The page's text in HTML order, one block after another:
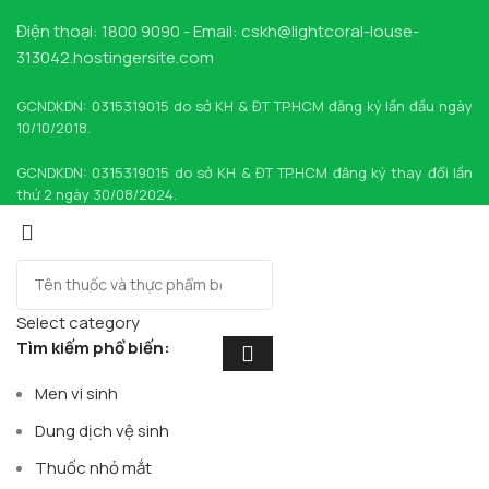
Điện thoại: 1800 9090 - Email: cskh@lightcoral-louse-
313042.hostingersite.com
GCNDKDN: 0315319015 do sở KH & ĐT TP.HCM đăng ký lần đầu ngày
10/10/2018.
GCNDKDN: 0315319015 do sở KH & ĐT TP.HCM đăng ký thay đổi lần
thứ 2 ngày 30/08/2024.
Select category
Tìm kiếm phổ biến:
Men vi sinh
Dung dịch vệ sinh
Thuốc nhỏ mắt